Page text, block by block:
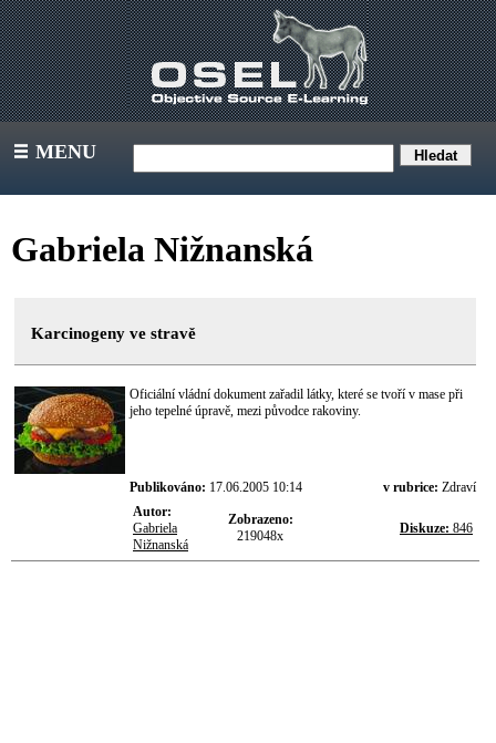
III MENU
Gabriela Nižnanská
Karcinogeny ve stravě
Oficiální vládní dokument zařadil látky, které se tvoří v mase při
jeho tepelné úpravě, mezi původce rakoviny.
Publikováno: 17.06.2005 10:14 v rubrice: Zdraví
Autor:
Gabriela
Nižnanská
Zobrazeno:
219048x
Diskuze: 846